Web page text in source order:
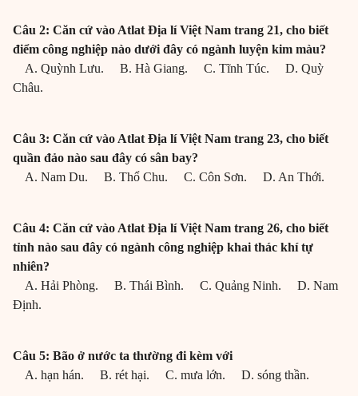
Câu 2: Căn cứ vào Atlat Địa lí Việt Nam trang 21, cho biết
điểm công nghiệp nào dưới đây có ngành luyện kim màu?
A. Quỳnh Lưu. B. Hà Giang. C. Tĩnh Túc. D. Quỳ
Châu.
Câu 3: Căn cứ vào Atlat Địa lí Việt Nam trang 23, cho biết
quần đảo nào sau đây có sân bay?
A. Nam Du. B. Thổ Chu. C. Côn Sơn. D. An Thới.
Câu 4: Căn cứ vào Atlat Địa lí Việt Nam trang 26, cho biết
tỉnh nào sau đây có ngành công nghiệp khai thác khí tự
nhiên?
A. Hải Phòng. B. Thái Bình. C. Quảng Ninh. D. Nam
Định.
Câu 5: Bão ở nước ta thường đi kèm với
A. hạn hán. B. rét hại. C. mưa lớn. D. sóng thần.